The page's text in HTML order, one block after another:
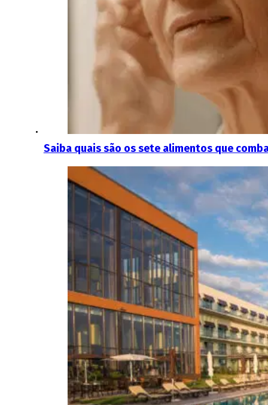
Saiba quais são os sete alimentos que